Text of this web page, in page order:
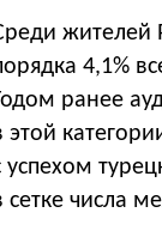
жителей
4,1%
ранее
этой
успехом
сетке числа